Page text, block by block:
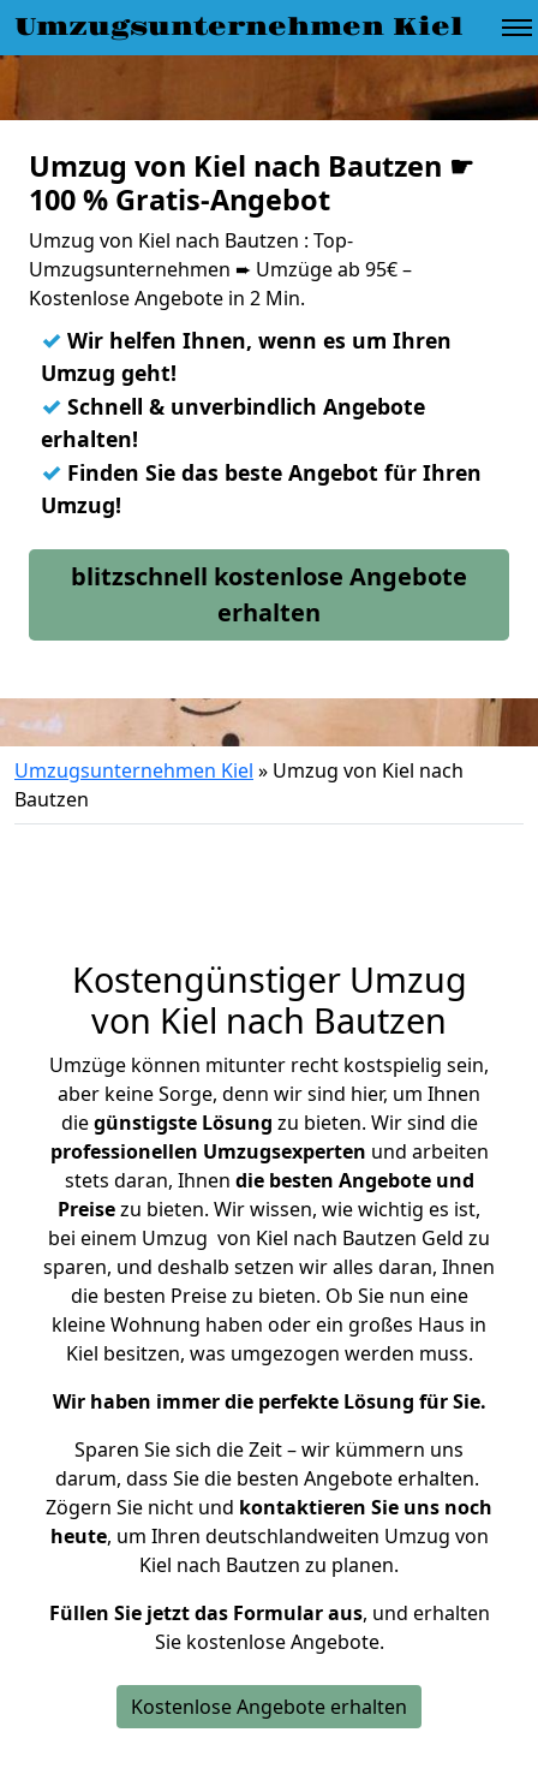
Umzugsunternehmen Kiel
Umzug von Kiel nach Bautzen ☛
100 % Gratis-Angebot
Umzug von Kiel nach Bautzen : Top-
Umzugsunternehmen ➨ Umzüge ab 95€ –
Kostenlose Angebote in 2 Min.
✓ Wir helfen Ihnen, wenn es um Ihren
Umzug geht!
✓ Schnell & unverbindlich Angebote
erhalten!
✓ Finden Sie das beste Angebot für Ihren
Umzug!
blitzschnell kostenlose Angebote
erhalten
Umzugsunternehmen Kiel » Umzug von Kiel nach
Bautzen
Kostengünstiger Umzug
von Kiel nach Bautzen
Umzüge können mitunter recht kostspielig sein,
aber keine Sorge, denn wir sind hier, um Ihnen
diegünstigste Lösung zu bieten. Wir sind die
professionellen Umzugsexperten und arbeiten
stets daran, Ihnen die besten Angebote und
Preisezu bieten. Wir wissen, wie wichtig es ist,
bei einem Umzug von Kiel nach Bautzen Geld zu
sparen, und deshalb setzen wir alles daran, Ihnen
die besten Preise zu bieten. Ob Sie nun eine
kleine Wohnung haben oder ein großes Haus in
Kiel besitzen, was umgezogen werden muss.
Wir haben immer die perfekte Lösung für Sie.
Sparen Sie sich die Zeit – wir kümmern uns
darum, dass Sie die besten Angebote erhalten.
Zögern Sie nicht und kontaktieren Sie uns noch
heute, um Ihren deutschlandweiten Umzug von
Kiel nach Bautzen zu planen.
Füllen Sie jetzt das Formular aus, und erhalten
Sie kostenlose Angebote.
Kostenlose Angebote erhalten